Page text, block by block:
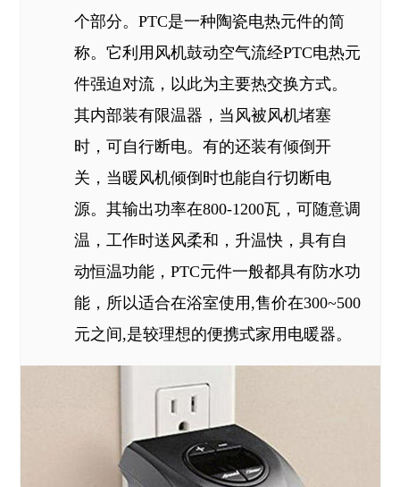
个部分。PTC是一种陶瓷电热元件的简
称。它利用风机鼓动空气流经PTC电热元
件强迫对流，以此为主要热交换方式。
其内部装有限温器，当风被风机堵塞
时，可自行断电。有的还装有倾倒开
关，当暖风机倾倒时也能自行切断电
源。其输出功率在800-1200瓦，可随意调
温，工作时送风柔和，升温快，具有自
动恒温功能，PTC元件一般都具有防水功
能，所以适合在浴室使用,售价在300~500
元之间,是较理想的便携式家用电暖器。